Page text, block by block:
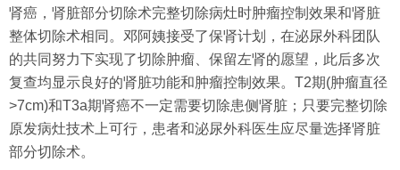
肾癌，肾脏部分切除术完整切除病灶时肿瘤控制效果和肾脏
整体切除术相同。邓阿姨接受了保肾计划，在泌尿外科团队
的共同努力下实现了切除肿瘤、保留左肾的愿望，此后多次
复查均显示良好的肾脏功能和肿瘤控制效果。T2期(肿瘤直径
>7cm)和T3a期肾癌不一定需要切除患侧肾脏；只要完整切除
原发病灶技术上可行，患者和泌尿外科医生应尽量选择肾脏
部分切除术。